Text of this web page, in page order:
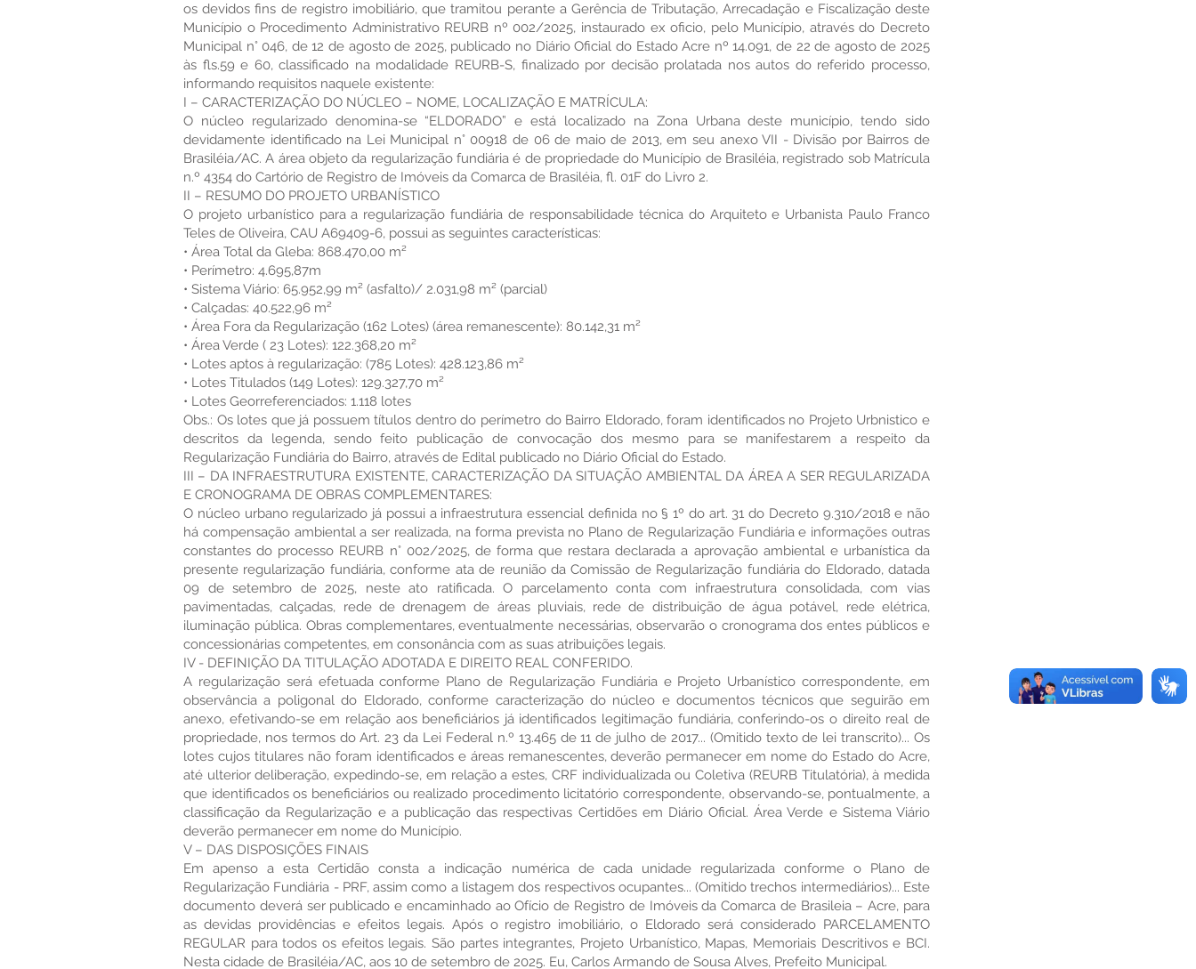
os devidos fins de registro imobiliário, que tramitou perante a Gerência de Tributação, Arrecadação e Fiscalização deste
Município o Procedimento Administrativo REURB nº 002/2025, instaurado ex oficio, pelo Município, através do Decreto
Municipal n° 046, de 12 de agosto de 2025, publicado no Diário Oficial do Estado Acre nº 14.091, de 22 de agosto de 2025
às fls.59 e 60, classificado na modalidade REURB-S, finalizado por decisão prolatada nos autos do referido processo,
informando requisitos naquele existente:
I – CARACTERIZAÇÃO DO NÚCLEO – NOME, LOCALIZAÇÃO E MATRÍCULA:
O núcleo regularizado denomina-se “ELDORADO” e está localizado na Zona Urbana deste município, tendo sido
devidamente identificado na Lei Municipal n° 00918 de 06 de maio de 2013, em seu anexo VII - Divisão por Bairros de
Brasiléia/AC. A área objeto da regularização fundiária é de propriedade do Município de Brasiléia, registrado sob Matrícula
n.º 4354 do Cartório de Registro de Imóveis da Comarca de Brasiléia, fl. 01F do Livro 2.
II – RESUMO DO PROJETO URBANÍSTICO
O projeto urbanístico para a regularização fundiária de responsabilidade técnica do Arquiteto e Urbanista Paulo Franco
Teles de Oliveira, CAU A69409-6, possui as seguintes características:
• Área Total da Gleba: 868.470,00 m²
• Perímetro: 4.695,87m
• Sistema Viário: 65.952,99 m² (asfalto)/ 2.031,98 m² (parcial)
• Calçadas: 40.522,96 m²
• Área Fora da Regularização (162 Lotes) (área remanescente): 80.142,31 m²
• Área Verde ( 23 Lotes): 122.368,20 m²
• Lotes aptos à regularização: (785 Lotes): 428.123,86 m²
• Lotes Titulados (149 Lotes): 129.327,70 m²
• Lotes Georreferenciados: 1.118 lotes
Obs.: Os lotes que já possuem títulos dentro do perímetro do Bairro Eldorado, foram identificados no Projeto Urbnistico e
descritos da legenda, sendo feito publicação de convocação dos mesmo para se manifestarem a respeito da
Regularização Fundiária do Bairro, através de Edital publicado no Diário Oficial do Estado.
III – DA INFRAESTRUTURA EXISTENTE, CARACTERIZAÇÃO DA SITUAÇÃO AMBIENTAL DA ÁREA A SER REGULARIZADA
E CRONOGRAMA DE OBRAS COMPLEMENTARES:
O núcleo urbano regularizado já possui a infraestrutura essencial definida no § 1º do art. 31 do Decreto 9.310/2018 e não
há compensação ambiental a ser realizada, na forma prevista no Plano de Regularização Fundiária e informações outras
constantes do processo REURB n° 002/2025, de forma que restara declarada a aprovação ambiental e urbanística da
presente regularização fundiária, conforme ata de reunião da Comissão de Regularização fundiária do Eldorado, datada
09 de setembro de 2025, neste ato ratificada. O parcelamento conta com infraestrutura consolidada, com vias
pavimentadas, calçadas, rede de drenagem de áreas pluviais, rede de distribuição de água potável, rede elétrica,
iluminação pública. Obras complementares, eventualmente necessárias, observarão o cronograma dos entes públicos e
concessionárias competentes, em consonância com as suas atribuições legais.
IV - DEFINIÇÃO DA TITULAÇÃO ADOTADA E DIREITO REAL CONFERIDO.
A regularização será efetuada conforme Plano de Regularização Fundiária e Projeto Urbanístico correspondente, em
observância a poligonal do Eldorado, conforme caracterização do núcleo e documentos técnicos que seguirão em
anexo, efetivando-se em relação aos beneficiários já identificados legitimação fundiária, conferindo-os o direito real de
propriedade, nos termos do Art. 23 da Lei Federal n.º 13.465 de 11 de julho de 2017... (Omitido texto de lei transcrito)... Os
lotes cujos titulares não foram identificados e áreas remanescentes, deverão permanecer em nome do Estado do Acre,
até ulterior deliberação, expedindo-se, em relação a estes, CRF individualizada ou Coletiva (REURB Titulatória), à medida
que identificados os beneficiários ou realizado procedimento licitatório correspondente, observando-se, pontualmente, a
classificação da Regularização e a publicação das respectivas Certidões em Diário Oficial. Área Verde e Sistema Viário
deverão permanecer em nome do Município.
V – DAS DISPOSIÇÕES FINAIS
Em apenso a esta Certidão consta a indicação numérica de cada unidade regularizada conforme o Plano de
Regularização Fundiária - PRF, assim como a listagem dos respectivos ocupantes... (Omitido trechos intermediários)... Este
documento deverá ser publicado e encaminhado ao Ofício de Registro de Imóveis da Comarca de Brasileia – Acre, para
as devidas providências e efeitos legais. Após o registro imobiliário, o Eldorado será considerado PARCELAMENTO
REGULAR para todos os efeitos legais. São partes integrantes, Projeto Urbanístico, Mapas, Memoriais Descritivos e BCI.
Nesta cidade de Brasiléia/AC, aos 10 de setembro de 2025. Eu, Carlos Armando de Sousa Alves, Prefeito Municipal.